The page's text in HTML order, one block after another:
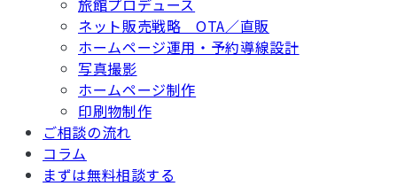
旅館プロデュース
ネット販売戦略 OTA／直販
ホームページ運用・予約導線設計
写真撮影
ホームページ制作
印刷物制作
ご相談の流れ
コラム
まずは無料相談する